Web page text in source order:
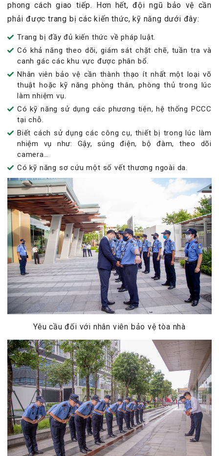
phong cách giao tiếp. Hơn hết, đội ngũ bảo vệ cần
phải được trang bị các kiến thức, kỹ năng dưới đây:
Trang bị đầy đủ kiến thức về pháp luật.
Có khả năng theo dõi, giám sát chặt chẽ, tuần tra và
canh gác các khu vực được phân bổ.
Nhân viên bảo vệ cần thành thạo ít nhất một loại võ
thuật hoặc kỹ năng phòng thân, phòng thủ trong lúc
làm nhiệm vụ.
Có kỹ năng sử dụng các phương tiện, hệ thống PCCC
tại chỗ.
Biết cách sử dụng các công cụ, thiết bị trong lúc làm
nhiệm vụ như: Gậy, súng điện, bộ đàm, theo dõi
camera…
Có kỹ năng sơ cứu một số vết thương ngoài da.
Yêu cầu đối với nhân viên bảo vệ tòa nhà